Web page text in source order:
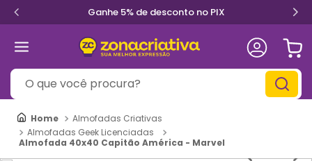
Ganhe 5% de desconto no PIX
O que você procura?
Almofadas Criativas
Almofadas Geek Licenciadas
Almofada 40x40 Capitão América - Marvel